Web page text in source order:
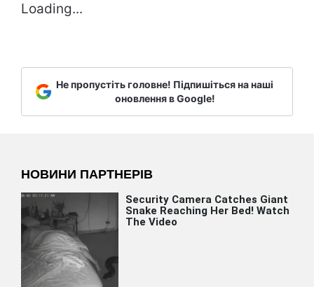
Loading...
Не пропустіть головне! Підпишіться на наші
оновлення в Google!